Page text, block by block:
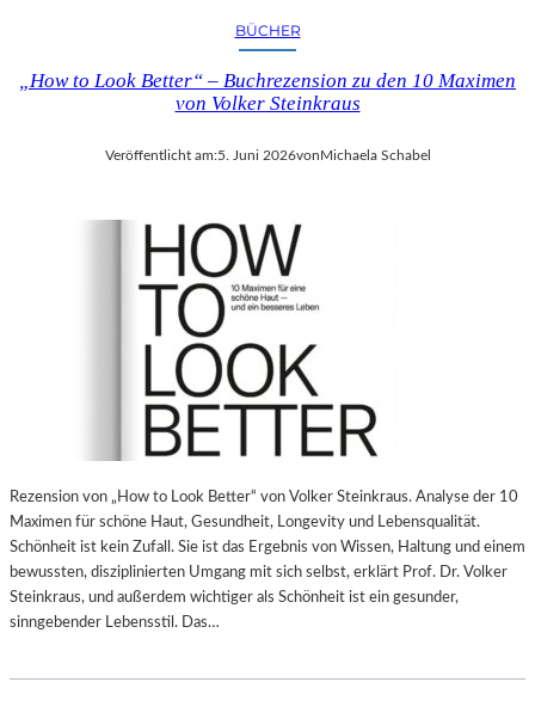
BÜCHER
„How to Look Better“ – Buchrezension zu den 10 Maximen
von Volker Steinkraus
Veröffentlicht am:5. Juni 2026vonMichaela Schabel
Rezension von „How to Look Better“ von Volker Steinkraus. Analyse der 10
Maximen für schöne Haut, Gesundheit, Longevity und Lebensqualität.
Schönheit ist kein Zufall. Sie ist das Ergebnis von Wissen, Haltung und einem
bewussten, disziplinierten Umgang mit sich selbst, erklärt Prof. Dr. Volker
Steinkraus, und außerdem wichtiger als Schönheit ist ein gesunder,
sinngebender Lebensstil. Das…